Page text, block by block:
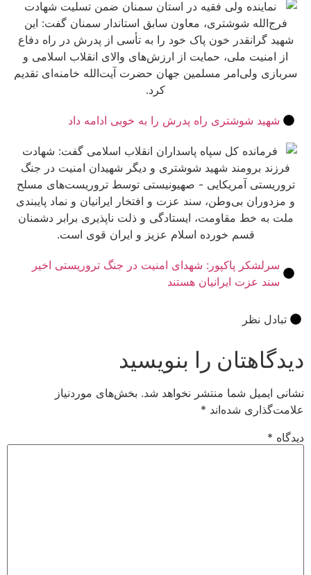
شوشتری راه پدرش را به خوبی ادامه داد
پاکپور: شهدای امنیت در جنگ تروریستی اخیر
عزت ایرانیان هستند
نظر
را بنویسید
شما منتشر نخواهد شد. بخش‌های موردنیاز
شده‌اند*